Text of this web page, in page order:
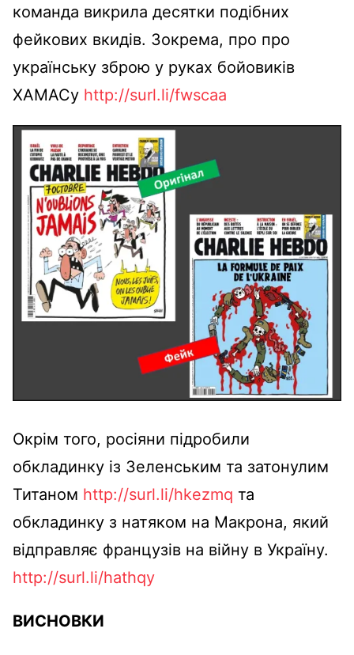
команда викрила десятки подібних
фейкових вкидів. Зокрема, про про
українську зброю у руках бойовиків
ХАМАСу http://surl.li/fwscaa
Окрім того, росіяни підробили
обкладинку із Зеленським та затонулим
Титаном http://surl.li/hkezmq та
обкладинку з натяком на Макрона, який
відправляє французів на війну в Україну.
http://surl.li/hathqy
ВИСНОВКИ